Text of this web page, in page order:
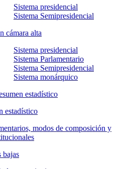
Sistema presidencial
Sistema Semipresidencial
cámara alta
Sistema presidencial
Sistema Parlamentario
Sistema Semipresidencial
Sistema monárquico
estadístico
estadístico
modos de composición y
bajas